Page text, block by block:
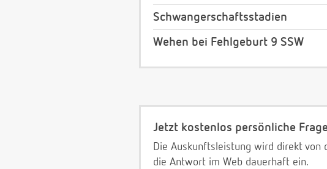
Schwangerschaftsstadien
Wehen bei Fehlgeburt 9 SSW
Jetzt kostenlos persönliche
Die Auskunftsleistung wird direkt von
die Antwort im Web dauerhaft ein.